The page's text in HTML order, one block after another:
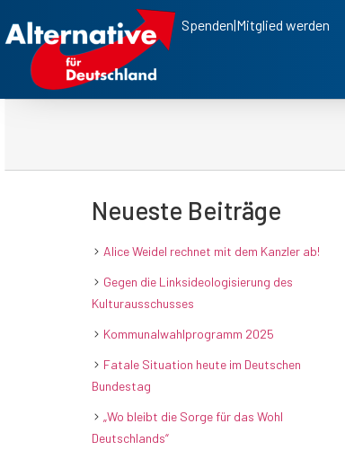
Spenden|Mitglied werden
Neueste Beiträge
Alice Weidel rechnet mit dem Kanzler ab!
Gegen die Linksideologisierung des
Kulturausschusses
Kommunalwahlprogramm 2025
Fatale Situation heute im Deutschen
Bundestag
„Wo bleibt die Sorge für das Wohl
Deutschlands“